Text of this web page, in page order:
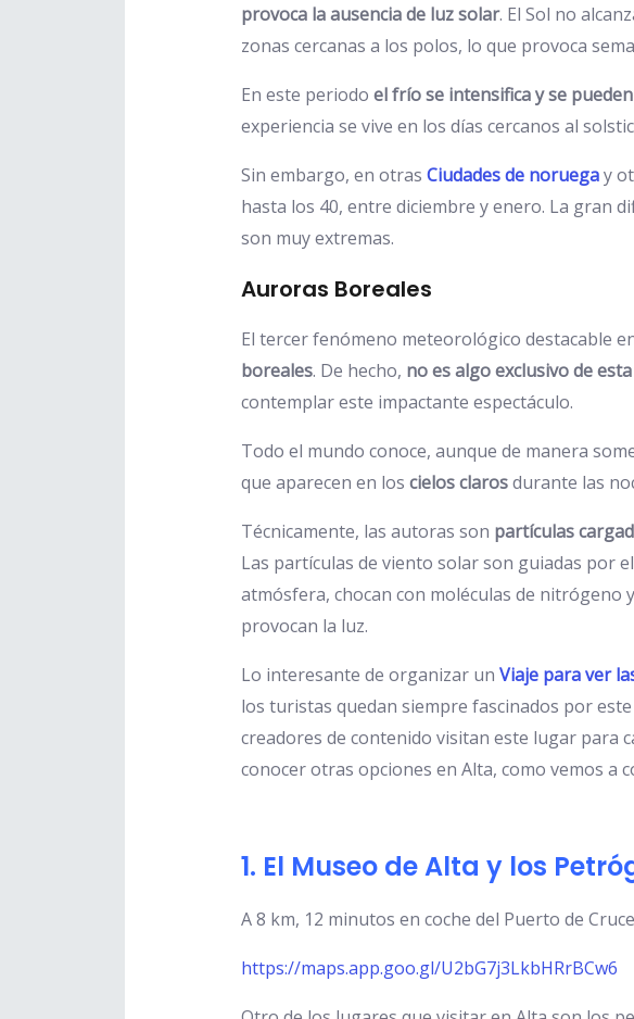
provoca la ausencia de luz solar. El Sol no
zonas cercanas a los polos, lo que provoca
En este periodo el frío se intensifica y se
experiencia se vive en los días cercanos al
Sin embargo, en otras Ciudades de noruegay
hasta los 40, entre diciembre y enero. La gran
son muy extremas.
Auroras Boreales
El tercer fenómeno meteorológico destacable
boreales. De hecho, no es algo exclusivo de
contemplar este impactante espectáculo.
Todo el mundo conoce, aunque de manera
que aparecen en los cielos clarosdurante las
Técnicamente, las autoras son partículas
Las partículas de viento solar son guiadas por
atmósfera, chocan con moléculas de nitrógeno
provocan la luz.
Lo interesante de organizar un Viaje para ver
los turistas quedan siempre fascinados por
creadores de contenido visitan este lugar para
conocer otras opciones en Alta, como vemos a
1. El Museo de Alta y los
A 8 km, 12 minutos en coche del Puerto de
https://maps.app.goo.gl/U2bG7j3LkbHRrBCw6